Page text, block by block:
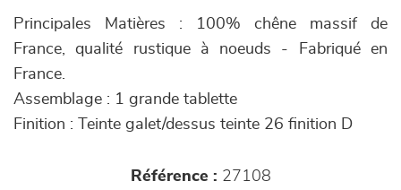
Principales Matières : 100% chêne massif de
France, qualité rustique à noeuds - Fabriqué en
France.
Assemblage : 1 grande tablette
Finition : Teinte galet/dessus teinte 26 finition D
Référence : 27108